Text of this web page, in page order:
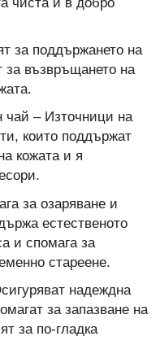
за поддържането на
за възвръщането на
чай – Източници на
които поддържат
кожата и я
за озаряване и
естественото
и спомага за
стареене.
надеждна
за запазване на
за по-гладка